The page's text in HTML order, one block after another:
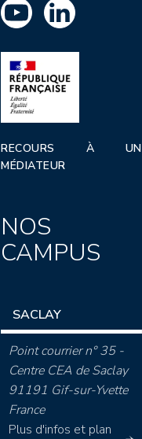
RECOURS À UN
MÉDIATEUR
NOS
CAMPUS
SACLAY
Point courrier n° 35 -
Centre CEA de Saclay
91191 Gif-sur-Yvette
France
Plus d'infos et plan